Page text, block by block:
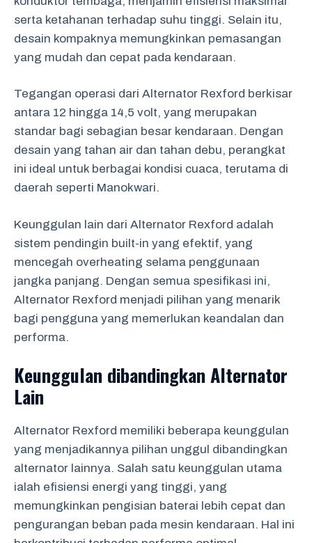
serta ketahanan terhadap suhu tinggi. Selain itu,
desain kompaknya memungkinkan pemasangan
yang mudah dan cepat pada kendaraan.
Tegangan operasi dari Alternator Rexford berkisar
antara 12 hingga 14,5 volt, yang merupakan
standar bagi sebagian besar kendaraan. Dengan
desain yang tahan air dan tahan debu, perangkat
ini ideal untuk berbagai kondisi cuaca, terutama di
daerah seperti Manokwari.
Keunggulan lain dari Alternator Rexford adalah
sistem pendingin built-in yang efektif, yang
mencegah overheating selama penggunaan
jangka panjang. Dengan semua spesifikasi ini,
Alternator Rexford menjadi pilihan yang menarik
bagi pengguna yang memerlukan keandalan dan
performa.
Keunggulan dibandingkan Alternator
Lain
Alternator Rexford memiliki beberapa keunggulan
yang menjadikannya pilihan unggul dibandingkan
alternator lainnya. Salah satu keunggulan utama
ialah efisiensi energi yang tinggi, yang
memungkinkan pengisian baterai lebih cepat dan
pengurangan beban pada mesin kendaraan. Hal ini